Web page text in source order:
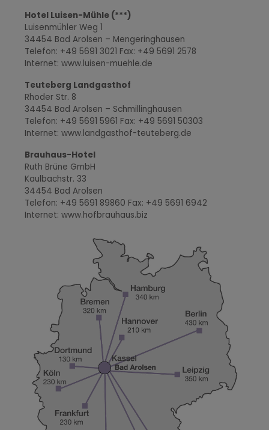
Hotel Luisen-Mühle (***)
Luisenmühler Weg 1
34454 Bad Arolsen – Mengeringhausen
Telefon: +49 5691 3021 Fax: +49 5691 2578
Internet: www.luisen-muehle.de
Teuteberg Landgasthof
Rhoder Str. 8
34454 Bad Arolsen – Schmillinghausen
Telefon: +49 5691 5961 Fax: +49 5691 50303
Internet: www.landgasthof-teuteberg.de
Brauhaus-Hotel
Ruth Brüne GmbH
Kaulbachstr. 33
34454 Bad Arolsen
Telefon: +49 5691 89860 Fax: +49 5691 6942
Internet: www.hofbrauhaus.biz